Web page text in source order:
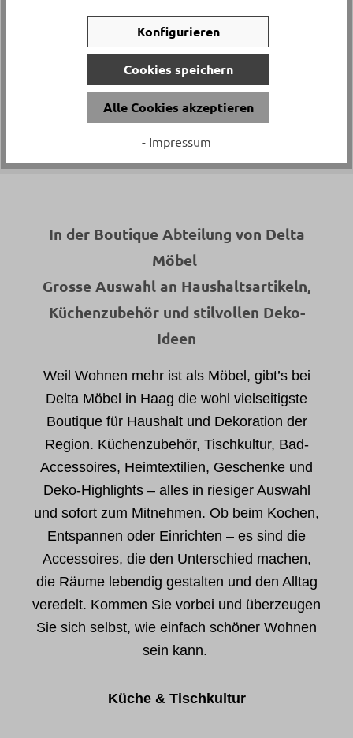
In der Boutique Abteilung von Delta
Möbel
Grosse Auswahl an Haushaltsartikeln,
Küchenzubehör und stilvollen Deko-
Ideen
Weil Wohnen mehr ist als Möbel, gibt’s bei
Delta Möbel in Haag die wohl vielseitigste
Boutique für Haushalt und Dekoration der
Region. Küchenzubehör, Tischkultur, Bad-
Accessoires, Heimtextilien, Geschenke und
Deko-Highlights – alles in riesiger Auswahl
und sofort zum Mitnehmen. Ob beim Kochen,
Entspannen oder Einrichten – es sind die
Accessoires, die den Unterschied machen,
die Räume lebendig gestalten und den Alltag
veredelt. Kommen Sie vorbei und überzeugen
Sie sich selbst, wie einfach schöner Wohnen
sein kann.
Küche & Tischkultur
Konfigurieren
Cookies speichern
Alle Cookies akzeptieren
- Impressum